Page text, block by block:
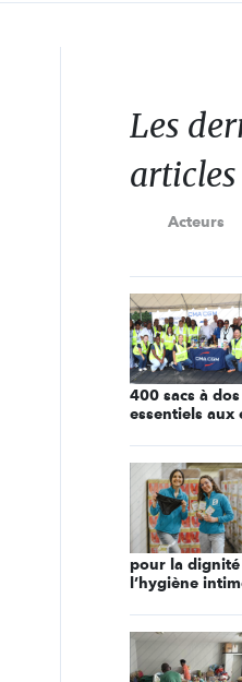
Les
Acteurs
400 sacs à
essentiels aux
pour la dignité
l’hygiène